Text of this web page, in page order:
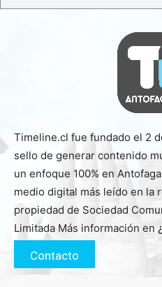
Timeline.cl fue fundado el 2
sello de generar contenido
un enfoque 100% en
medio digital más leído en la
propiedad de Sociedad
Limitada Más información en
Contacto